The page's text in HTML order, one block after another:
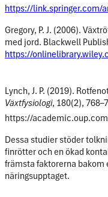
https://link.springer.com/
Gregory, P. J. (2006).
med jord. Blackwell
https://
Lynch, J. P. (2019).
Växtfysiologi, 180(2),
https://
Dessa studier stöder
finrötter och en ökad
främsta faktorerna
näringsupptaget.